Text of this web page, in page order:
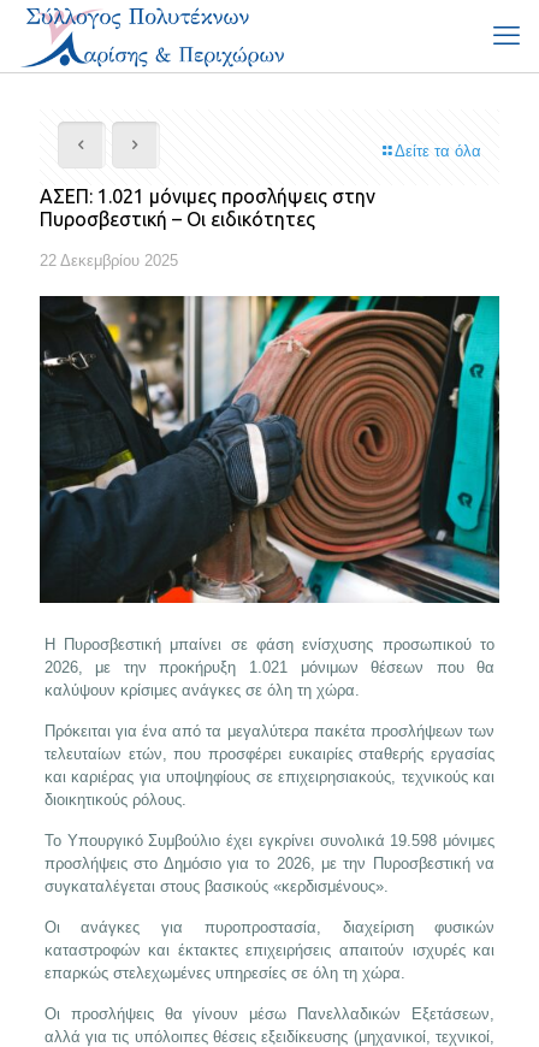
Δείτε τα όλα
ΑΣΕΠ: 1.021 μόνιμες προσλήψεις στην
Πυροσβεστική – Οι ειδικότητες
22 Δεκεμβρίου 2025
Η Πυροσβεστική μπαίνει σε φάση ενίσχυσης προσωπικού το
2026, με την προκήρυξη 1.021 μόνιμων θέσεων που θα
καλύψουν κρίσιμες ανάγκες σε όλη τη χώρα.
Πρόκειται για ένα από τα μεγαλύτερα πακέτα προσλήψεων των
τελευταίων ετών, που προσφέρει ευκαιρίες σταθερής εργασίας
και καριέρας για υποψηφίους σε επιχειρησιακούς, τεχνικούς και
διοικητικούς ρόλους.
Το Υπουργικό Συμβούλιο έχει εγκρίνει συνολικά 19.598 μόνιμες
προσλήψεις στο Δημόσιο για το 2026, με την Πυροσβεστική να
συγκαταλέγεται στους βασικούς «κερδισμένους».
Οι ανάγκες για πυροπροστασία, διαχείριση φυσικών
καταστροφών και έκτακτες επιχειρήσεις απαιτούν ισχυρές και
επαρκώς στελεχωμένες υπηρεσίες σε όλη τη χώρα.
Οι προσλήψεις θα γίνουν μέσω Πανελλαδικών Εξετάσεων,
αλλά για τις υπόλοιπες θέσεις εξειδίκευσης (μηχανικοί, τεχνικοί,